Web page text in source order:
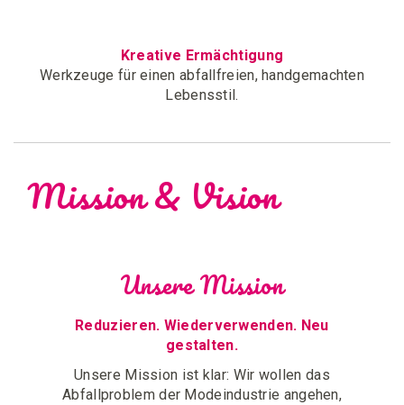
Kreative Ermächtigung
Werkzeuge für einen abfallfreien, handgemachten
Lebensstil.
Mission & Vision
Unsere Mission
Reduzieren. Wiederverwenden. Neu
gestalten.
Unsere Mission ist klar: Wir wollen das
Abfallproblem der Modeindustrie angehen,